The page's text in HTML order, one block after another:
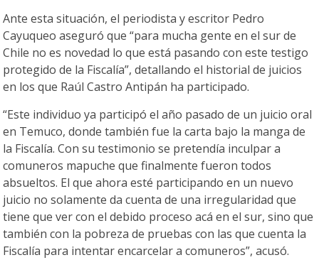
Ante esta situación, el periodista y escritor Pedro
Cayuqueo aseguró que “para mucha gente en el sur de
Chile no es novedad lo que está pasando con este testigo
protegido de la Fiscalía”, detallando el historial de juicios
en los que Raúl Castro Antipán ha participado.
“Este individuo ya participó el año pasado de un juicio oral
en Temuco, donde también fue la carta bajo la manga de
la Fiscalía. Con su testimonio se pretendía inculpar a
comuneros mapuche que finalmente fueron todos
absueltos. El que ahora esté participando en un nuevo
juicio no solamente da cuenta de una irregularidad que
tiene que ver con el debido proceso acá en el sur, sino que
también con la pobreza de pruebas con las que cuenta la
Fiscalía para intentar encarcelar a comuneros”, acusó.